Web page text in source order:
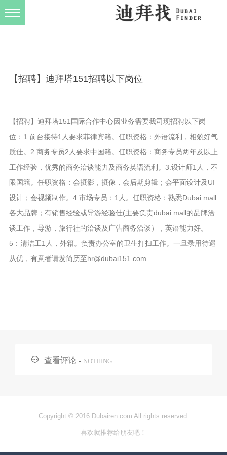
【招聘】迪拜塔151招聘以下岗位
【招聘】迪拜塔151国际合作中心因业务需要我司现招聘以下岗
位：1:前台接待1人要求菲律宾籍。任职资格：外语流利，相貌好气
质佳。2:商务专员2人要求中国籍。任职资格：商务专员两年及以上
工作经验，优秀的商务洽谈能力及商务英语流利。3.设计师1人，不
限国籍。任职资格：会摄影，摄像，会后期剪辑；会平面设计及UI
设计；会视频制作。4.市场专员：1人。任职资格：熟悉Dubai mall
各大品牌；有销售经验或导游经验佳(主要负责dubai mall的品牌洽
谈工作，导游，旅行社的洽谈及广告商务洽谈），英语能力好。
5：清洁工1人，外籍。负责办公室的卫生打扫工作。一旦录用待遇
从优，有意者请发简历至hr@dubai151.com
 查看评论 - NOTHING
Copyright © 2016 Dubairen.com All rights reserved.
喜欢就推荐给朋友吧！